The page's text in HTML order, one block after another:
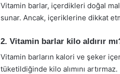
Vitamin barlar, içerdikleri doğal
sunar. Ancak, içeriklerine dikkat
2. Vitamin barlar kilo aldırır
Vitamin barların kalori ve şeker
tüketildiğinde kilo alımını artırmaz.